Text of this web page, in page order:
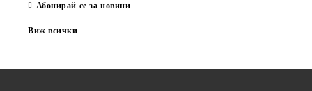
Абонирай се за новини
Виж всички